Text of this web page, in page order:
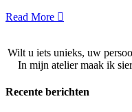
Read More
Wilt u iets unieks, uw
In mijn atelier maak ik
Recente berichten